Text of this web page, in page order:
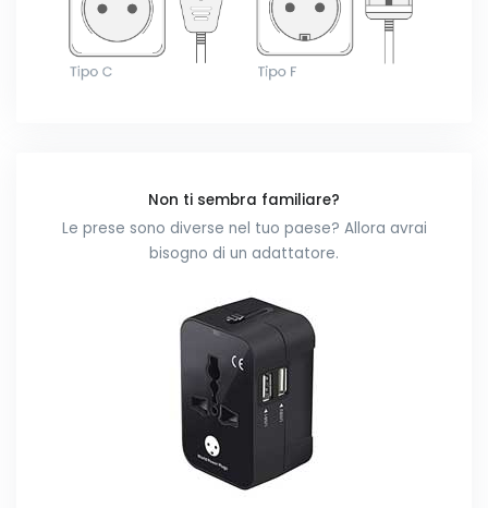
Non ti sembra familiare?
Le prese sono diverse nel tuo paese? Allora avrai
bisogno di un adattatore.